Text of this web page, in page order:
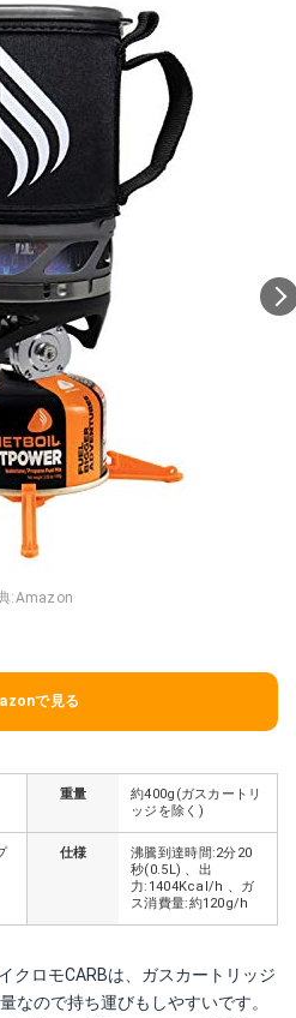
:Amazon
で見る
重量
約400g(ガスカートリ
ッジを除く)
仕様
沸騰到達時間:2分20
秒(0.5L) 、出
力:1404Kcal/h 、ガ
ス消費量:約120g/h
クロモCARBは、ガスカートリッジ
なので持ち運びもしやすいです。